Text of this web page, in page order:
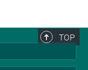
TOP